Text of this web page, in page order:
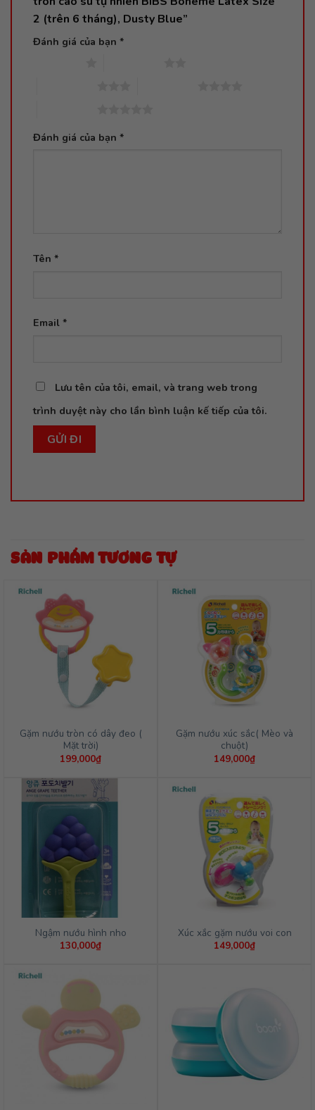
2 (trên 6 tháng), Dusty Blue”
Đánh giá của bạn *
Đánh giá của bạn *
Tên *
Email *
Lưu tên của tôi, email, và trang web trong
trình duyệt này cho lần bình luận kế tiếp của tôi.
SẢN PHẨM TƯƠNG TỰ
Gặm nướu tròn có dây đeo (
Mặt trời)
199,000₫
Gặm nướu xúc sắc( Mèo và
chuột)
149,000₫
Ngậm nướu hình nho
130,000₫
Xúc xắc gặm nướu voi con
149,000₫